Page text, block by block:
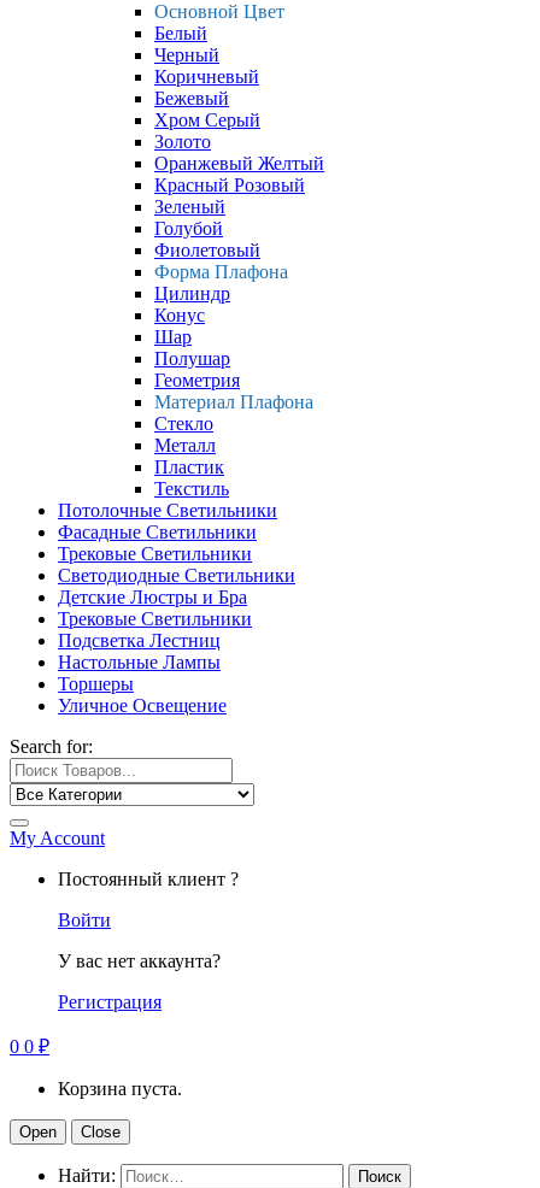
Основной Цвет
Белый
Черный
Коричневый
Бежевый
Хром Серый
Золото
Оранжевый Желтый
Красный Розовый
Зеленый
Голубой
Фиолетовый
Форма Плафона
Цилиндр
Конус
Шар
Полушар
Геометрия
Материал Плафона
Стекло
Металл
Пластик
Текстиль
Потолочные Светильники
Фасадные Светильники
Трековые Светильники
Светодиодные Светильники
Детские Люстры и Бра
Трековые Светильники
Подсветка Лестниц
Настольные Лампы
Торшеры
Уличное Освещение
Search for:
My Account
Постоянный клиент ?
Войти
У вас нет аккаунта?
Регистрация
0 0 ₽
Корзина пуста.
Open Close
Найти: